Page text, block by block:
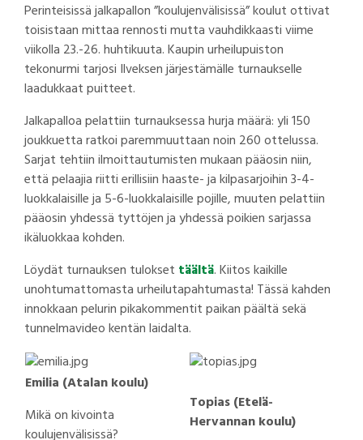
Perinteisissä jalkapallon ”koulujenvälisissä” koulut ottivat
toisistaan mittaa rennosti mutta vauhdikkaasti viime
viikolla 23.-26. huhtikuuta. Kaupin urheilupuiston
tekonurmi tarjosi Ilveksen järjestämälle turnaukselle
laadukkaat puitteet.
Jalkapalloa pelattiin turnauksessa hurja määrä: yli 150
joukkuetta ratkoi paremmuuttaan noin 260 ottelussa.
Sarjat tehtiin ilmoittautumisten mukaan pääosin niin,
että pelaajia riitti erillisiin haaste- ja kilpasarjoihin 3-4-
luokkalaisille ja 5-6-luokkalaisille pojille, muuten pelattiin
pääosin yhdessä tyttöjen ja yhdessä poikien sarjassa
ikäluokkaa kohden.
Löydät turnauksen tulokset täältä. Kiitos kaikille
unohtumattomasta urheilutapahtumasta! Tässä kahden
innokkaan pelurin pikakommentit paikan päältä sekä
tunnelmavideo kentän laidalta.
Emilia (Atalan koulu)
Mikä on kivointa
koulujenvälisissä?
Topias (Etelä-
Hervannan koulu)